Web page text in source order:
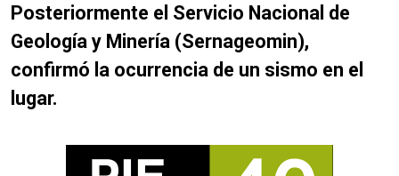
Posteriormente el Servicio Nacional de
Geología y Minería (Sernageomin),
confirmó la ocurrencia de un sismo en el
lugar.